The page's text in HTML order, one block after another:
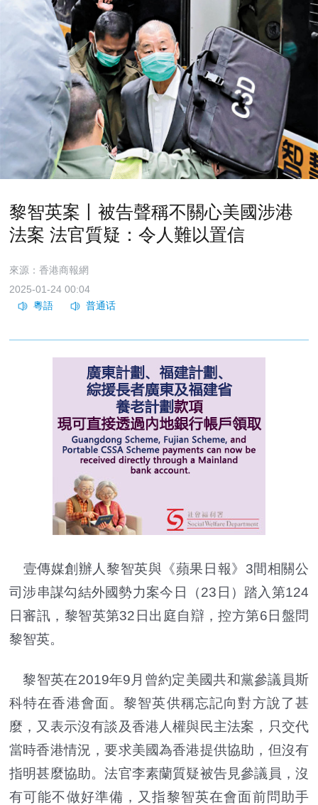
黎智英案丨被告聲稱不關心美國涉港
法案 法官質疑：令人難以置信
來源：香港商報網
2025-01-24 00:04
壹傳媒創辦人黎智英與《蘋果日報》3間相關公
司涉串謀勾結外國勢力案今日（23日）踏入第124
日審訊，黎智英第32日出庭自辯，控方第6日盤問
黎智英。
黎智英在2019年9月曾約定美國共和黨參議員斯
科特在香港會面。黎智英供稱忘記向對方說了甚
麼，又表示沒有談及香港人權與民主法案，只交代
當時香港情況，要求美國為香港提供協助，但沒有
指明甚麼協助。法官李素蘭質疑被告見參議員，沒
有可能不做好準備，又指黎智英在會面前問助手